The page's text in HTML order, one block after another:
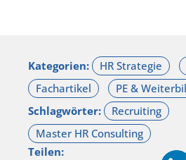
Kategorien:
Schlagwörter:
Teilen: